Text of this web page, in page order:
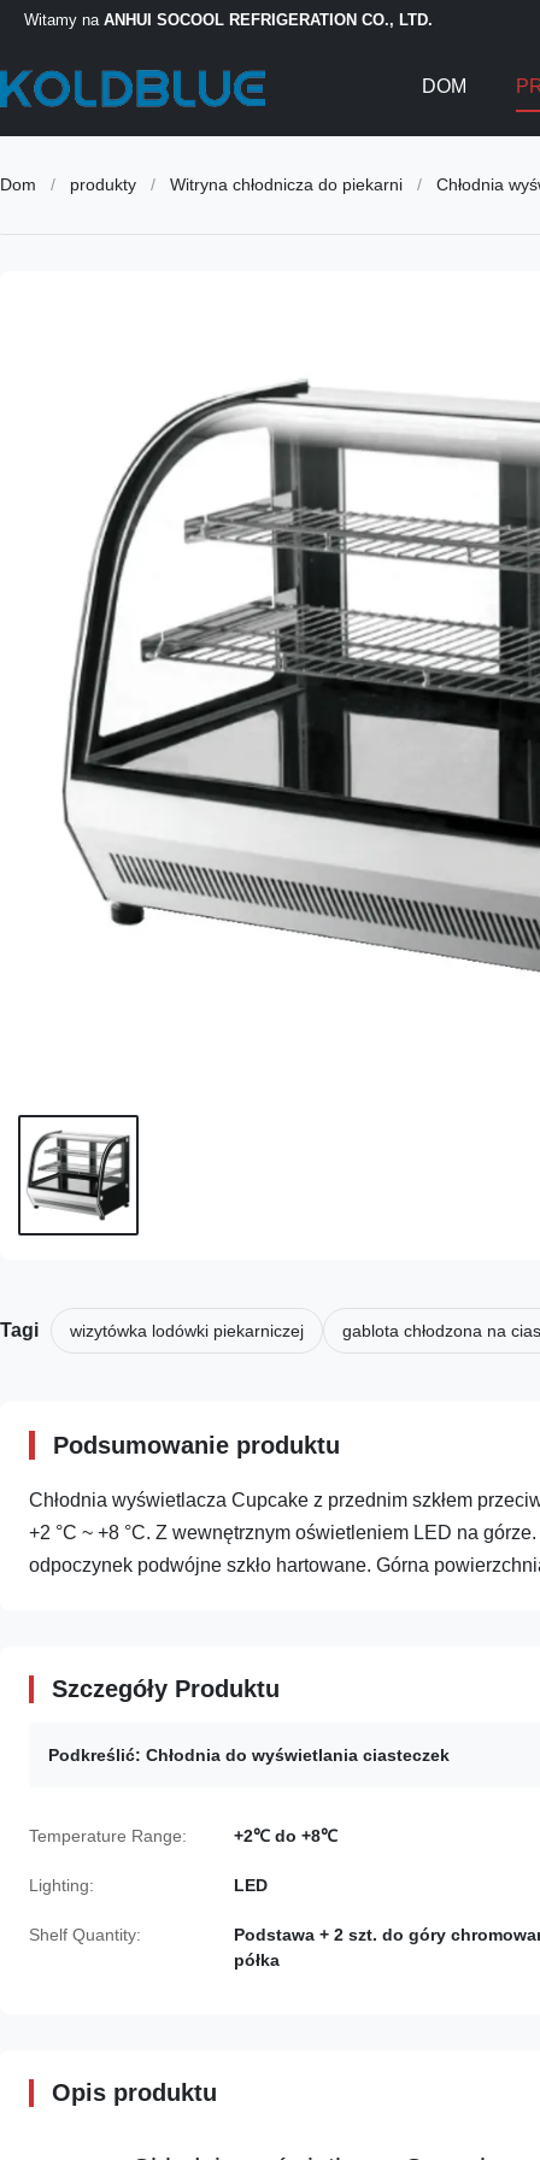
Witamy na ANHUI SOCOOL REFRIGERATION CO., LTD.
DOM
Dom / produkty / Witryna chłodnicza do piekarni / Chłodnia
Tagi wizytówka lodówki piekarniczej gablota chłodzona na
Podsumowanie produktu
Chłodnia wyświetlacza Cupcake z przednim szkłem
+2 °C ~ +8 °C. Z wewnętrznym oświetleniem LED na
odpoczynek podwójne szkło hartowane. Górna
Szczegóły Produktu
Podkreślić: Chłodnia do wyświetlania ciasteczek
Temperature Range: +2℃ do +8℃
Lighting: LED
Shelf Quantity:
Podstawa + 2 szt. do góry
półka
Opis produktu